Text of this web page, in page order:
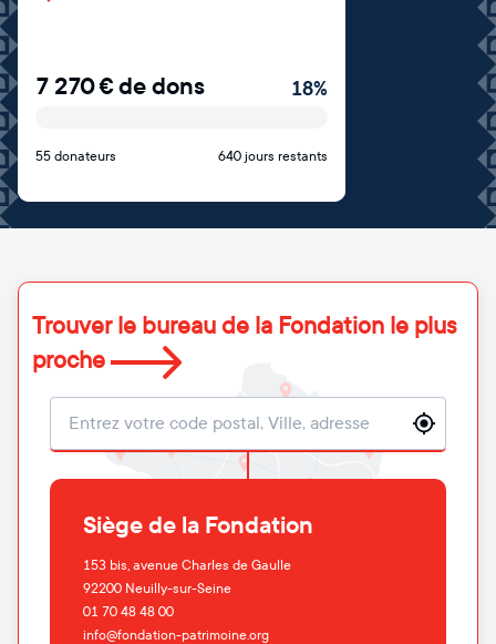
7 270€de dons 18%
55 donateurs 640 jours restants
Trouver le bureau de la Fondation le plus
proche
Localisation
Siège de la Fondation
153 bis, avenue Charles de Gaulle
92200 Neuilly-sur-Seine
01 70 48 48 00
info@fondation-patrimoine.org